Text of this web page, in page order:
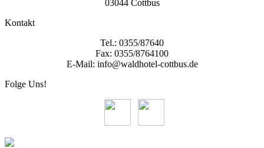
03044 Cottbus
Kontakt
Tel.: 0355/87640
Fax: 0355/8764100
E-Mail: info@waldhotel-cottbus.de
Folge Uns!